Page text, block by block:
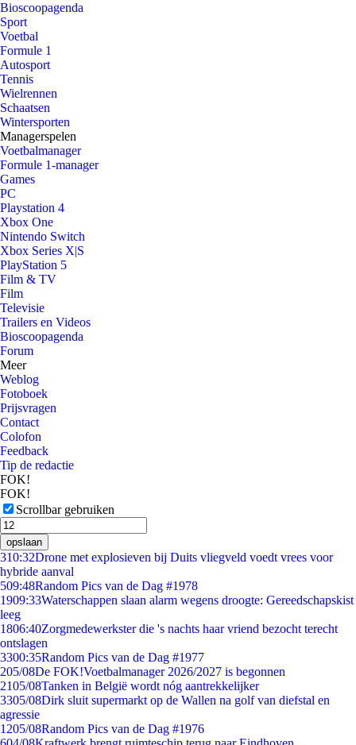
Bioscoopagenda
Sport
Voetbal
Formule 1
Autosport
Tennis
Wielrennen
Schaatsen
Wintersporten
Managerspelen
Voetbalmanager
Formule 1-manager
Games
PC
Playstation 4
Xbox One
Nintendo Switch
Xbox Series X|S
PlayStation 5
Film & TV
Film
Televisie
Trailers en Videos
Bioscoopagenda
Forum
Meer
Weblog
Fotoboek
Prijsvragen
Contact
Colofon
Feedback
Tip de redactie
FOK!
FOK!
Scrollbar gebruiken
opslaan
310:32Drone met explosieven bij Duits vliegveld voedt vrees voor
hybride aanval
509:48Random Pics van de Dag #1978
1909:33Waterschappen slaan alarm wegens droogte: Gereedschapskist
leeg
1806:40Zorgmedewerkster die 's nachts haar vriend bezocht terecht
ontslagen
3300:35Random Pics van de Dag #1977
205/08De FOK!Voetbalmanager 2026/2027 is begonnen
2105/08Tanken in België wordt nóg aantrekkelijker
3305/08Dirk sluit supermarkt op de Wallen na golf van diefstal en
agressie
1205/08Random Pics van de Dag #1976